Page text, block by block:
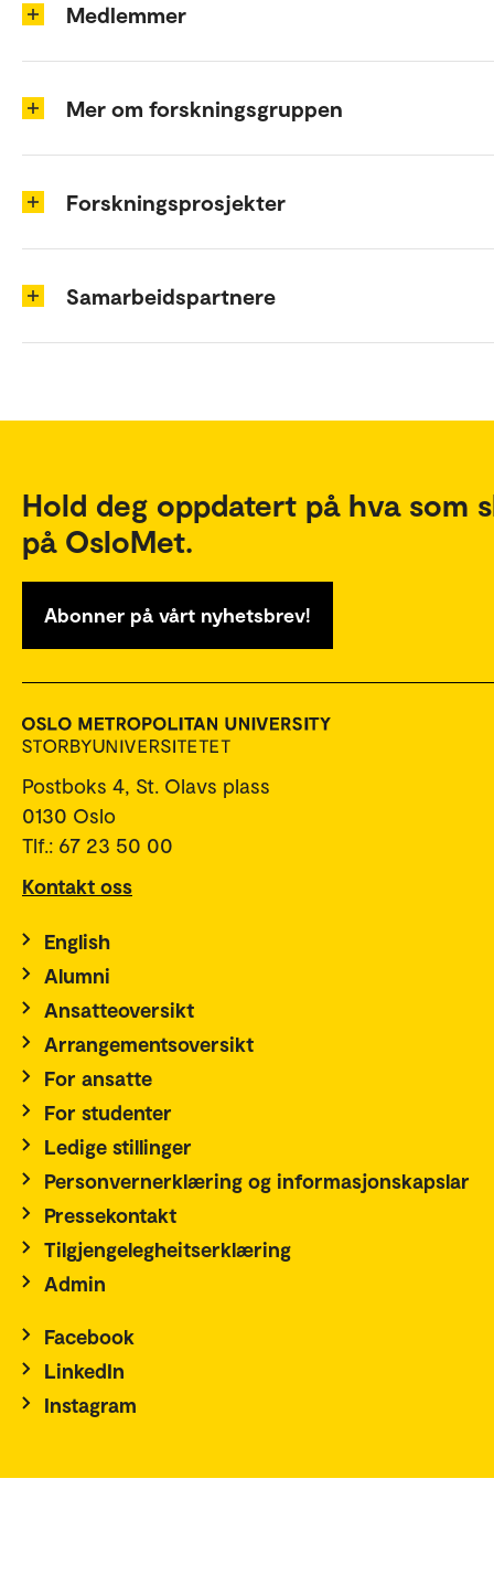
Medlemmer
Mer om forskningsgruppen
Forskningsprosjekter
Samarbeidspartnere
Hold deg oppdatert på hva som
på OsloMet.
Abonner på vårt nyhetsbrev!
Postboks 4, St. Olavs plass
0130 Oslo
Tlf.: 67 23 50 00
Kontakt oss
English
Alumni
Ansatteoversikt
Arrangementsoversikt
For ansatte
For studenter
Ledige stillinger
Personvernerklæring og informasjonskapslar
Pressekontakt
Tilgjengelegheitserklæring
Admin
Facebook
LinkedIn
Instagram